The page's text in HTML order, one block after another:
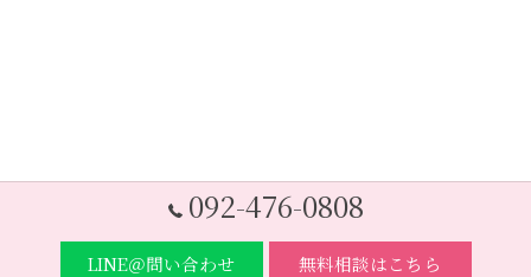
092-476-0808
LINE＠問い合わせ 無料相談はこちら